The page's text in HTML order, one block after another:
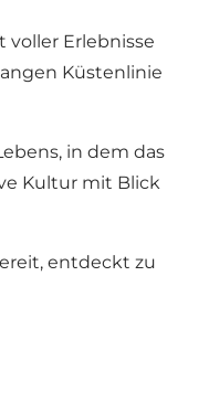
voller Erlebnisse
Küstenlinie
in dem das
Kultur mit Blick
entdeckt zu